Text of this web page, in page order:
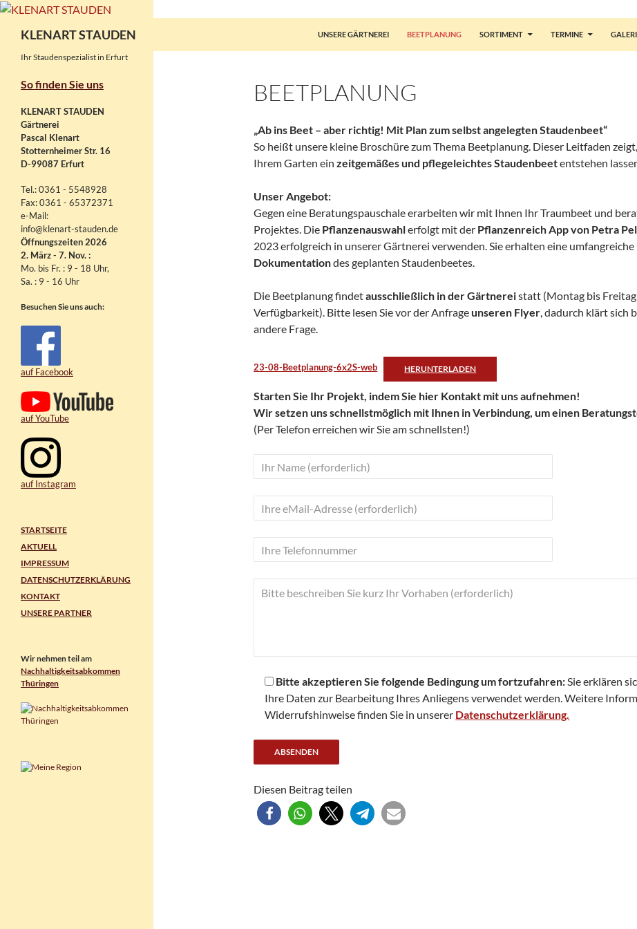
Zum
springenKLENART STAUDEN UNSERE GÄRTNEREI BEETPLANUNG SORTIMENT TERMINE
BEETPLANUNG
„Ab ins Beet – aber richtig! Mit Plan zum selbst angelegten Staudenbeet“
So heißt unsere kleine Broschüre zum Thema Beetplanung. Dieser Leitfaden
Ihrem Garten einzeitgemäßes und pflegeleichtes Staudenbeetentstehen
Unser Angebot:
Gegen eine Beratungspauschale erarbeiten wir mit Ihnen Ihr Traumbeet und
Projektes. Die Pflanzenauswahlerfolgt mit der Pflanzenreich App von Petra
2023 erfolgreich in unserer Gärtnerei verwenden. Sie erhalten eine
Dokumentationdes geplanten Staudenbeetes.
Die Beetplanung findetausschließlich in der Gärtnereistatt (Montag bis
Verfügbarkeit). Bitte lesen Sie vor der Anfrageunseren Flyer, dadurch klärt sich
andere Frage.
23-08-Beetplanung-6x2S-web HERUNTERLADEN
Starten Sie Ihr Projekt, indem Sie hier Kontakt mit uns aufnehmen!
Wir setzen uns schnellstmöglich mit Ihnen in Verbindung, um einen
(Per Telefon erreichen wir Sie am schnellsten!)
Bitte akzeptieren Sie folgende Bedingung um fortzufahren:Sie erklären
Ihre Daten zur Bearbeitung Ihres Anliegens verwendet werden. Weitere
Widerrufshinweise finden Sie in unserer Datenschutzerklärung.
Diesen Beitrag teilen
Ihr Staudenspezialist in Erfurt
So finden Sie uns
KLENART STAUDEN
Gärtnerei
Pascal Klenart
Stotternheimer Str. 16
D-99087 Erfurt
Tel.: 0361 - 5548928
Fax: 0361 - 65372371
e-Mail:
info@klenart-stauden.de
Öffnungszeiten 2026
2. März - 7. Nov. :
Mo. bis Fr. : 9 - 18 Uhr,
Sa. : 9 - 16 Uhr
Besuchen Sie uns auch:
auf Facebook
auf YouTube
auf Instagram
STARTSEITE
AKTUELL
IMPRESSUM
DATENSCHUTZERKLÄRUNG
KONTAKT
UNSERE PARTNER
Wir nehmen teil am
Nachhaltigkeitsabkommen
Thüringen